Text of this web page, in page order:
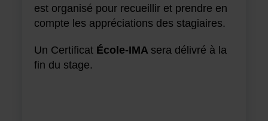
est organisé pour recueillir et prendre en
compte les appréciations des stagiaires.
Un CertificatÉcole-IMA sera délivré à la
fin du stage.